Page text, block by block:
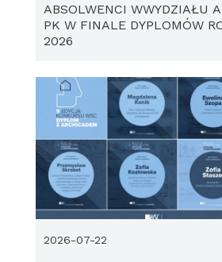
ABSOLWENCI WWYDZIAŁU
PK W FINALE DYPLOMÓW
2026
2026-07-22